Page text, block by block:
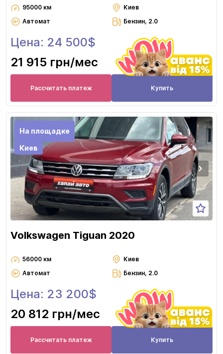
95000 км
Киев
Автомат
Бензин, 2.0
Цена: 24 500$
21 915 грн/мес
Рассчитать платеж Купить
На площадке
Киев
Volkswagen Tiguan 2020
56000 км
Киев
Автомат
Бензин, 2.0
Цена: 23 200$
20 812 грн/мес
Рассчитать платеж Купить